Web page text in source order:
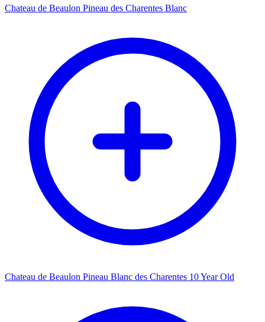
Chateau de Beaulon Pineau des Charentes Blanc
Chateau de Beaulon Pineau Blanc des Charentes 10 Year Old